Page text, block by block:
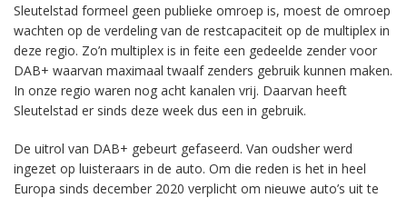
Sleutelstad formeel geen publieke omroep is, moest de omroep
wachten op de verdeling van de restcapaciteit op de multiplex in
deze regio. Zo’n multiplex is in feite een gedeelde zender voor
DAB+ waarvan maximaal twaalf zenders gebruik kunnen maken.
In onze regio waren nog acht kanalen vrij. Daarvan heeft
Sleutelstad er sinds deze week dus een in gebruik.
De uitrol van DAB+ gebeurt gefaseerd. Van oudsher werd
ingezet op luisteraars in de auto. Om die reden is het in heel
Europa sinds december 2020 verplicht om nieuwe auto’s uit te